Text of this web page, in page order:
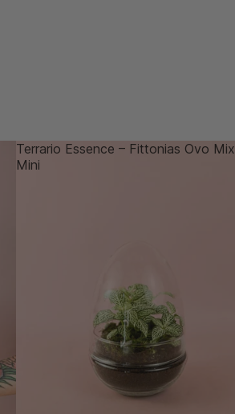
Terrario Essence – Fittonias Ovo Mix
Mini